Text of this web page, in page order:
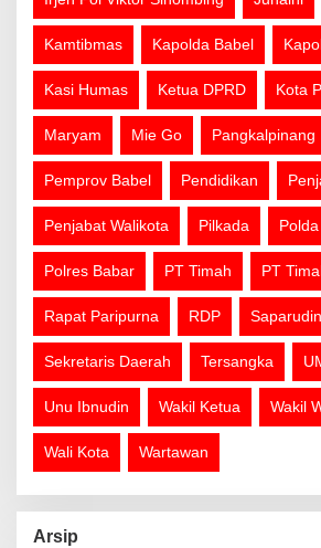
Kamtibmas Kapolda Babel
Kasi Humas Ketua DPRD Kota
Maryam Mie Go Pangkalpinang
Pemprov Babel Pendidikan
Penjabat Walikota Pilkada
Polres Babar PT Timah PT
Rapat Paripurna RDP Saparudin
Sekretaris Daerah Tersangka
Unu Ibnudin Wakil Ketua Wakil
Wali Kota Wartawan
Arsip